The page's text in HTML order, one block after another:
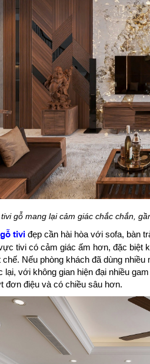
gỗ mang lại cảm giác chắc chắn,
tivi đẹp cần hài hòa với sofa, bàn
tivi có cảm giác ấm hơn, đặc biệt
chế. Nếu phòng khách đã dùng
lại, với không gian hiện đại nhiều
đơn điệu và có chiều sâu hơn.